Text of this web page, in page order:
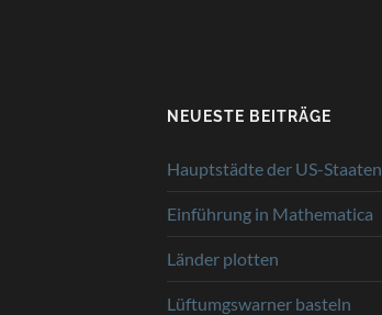
NEUESTE BEITRÄGE
Hauptstädte der US-Staaten
Einführung in Mathematica
Länder plotten
Lüftumgswarner basteln